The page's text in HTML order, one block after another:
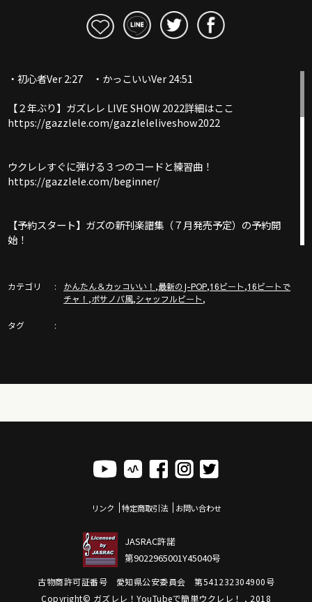
・初心者Ver 2:27 ・かっこいいVer 24:51
【２年ぶり】ガズレレ LIVE SHOW 2022詳細はここ
https://gazzlele.com/gazzleleliveshow2022
ウクレレすぐに弾ける３つのコードと練習曲！
https://gazzlele.com/beginner/
【予約スタート】ガズの新刊楽譜集（７月発売予定）の予約開
始！
ガズ使用中のウクレレはここ
https://gazzlele.com/shop
ガズレレ毛糸ストラップや水引などのガズレレグッズはここ
【公式】ガズレレホームページ：https://gazzlele.com/
新発売ガズレシピの本！
https://gazzlele.com/product/gazzrecipe01/
「ガズクラブ」の詳細はこちら！ガズノート楽譜毎月５曲GET
https://gazzlele.com/gazzclub/
「ガズレレ大学」の詳細はこちら！ウクレレ技術が楽しく向
上！毎週２回GAZZと生配信で！
https://www.youtube.com/channel/
カテゴリ かんたん＆カッコいい！ ,最新のJ-POP,16ビート,16ビートで
チャ！ ,ボサノバ風,シャッフルビート,
タグ
リンク 特定商取引法 お問い合わせ
JASRAC許諾
第9022965001Y45040号
古物商許可証番号 愛知県公安委員会 第541232304900号
Copyright© ガズレレ！YouTubeで簡単ウクレレ！ , 2018